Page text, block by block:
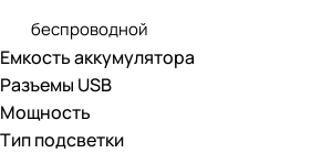
беспроводной
Емкость аккумулятора
Разъемы USB
Мощность
Тип подсветки